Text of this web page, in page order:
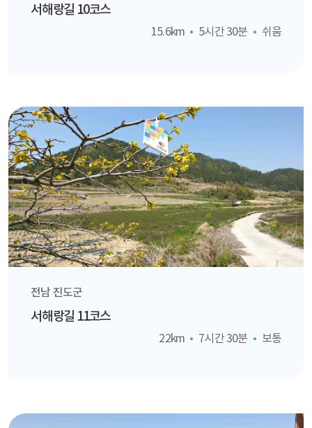
서해랑길 10코스
15.6km 5시간 30분 쉬움
전남 진도군
서해랑길 11코스
22km 7시간 30분 보통